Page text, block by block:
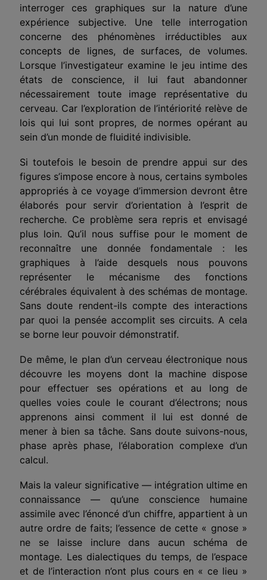
interroger ces graphiques sur la nature d’une
expérience subjective. Une telle interrogation
concerne des phénomènes irréductibles aux
concepts de lignes, de surfaces, de volumes.
Lorsque l’investigateur examine le jeu intime des
états de conscience, il lui faut abandonner
nécessairement toute image représentative du
cerveau. Car l’exploration de l’intériorité relève de
lois qui lui sont propres, de normes opérant au
sein d’un monde de fluidité indivisible.
Si toutefois le besoin de prendre appui sur des
figures s’impose encore à nous, certains symboles
appropriés à ce voyage d’immersion devront être
élaborés pour servir d’orientation à l’esprit de
recherche. Ce problème sera repris et envisagé
plus loin. Qu’il nous suffise pour le moment de
reconnaître une donnée fondamentale : les
graphiques à l’aide desquels nous pouvons
représenter le mécanisme des fonctions
cérébrales équivalent à des schémas de montage.
Sans doute rendent-ils compte des interactions
par quoi la pensée accomplit ses circuits. A cela
se borne leur pouvoir démonstratif.
De même, le plan d’un cerveau électronique nous
découvre les moyens dont la machine dispose
pour effectuer ses opérations et au long de
quelles voies coule le courant d’électrons; nous
apprenons ainsi comment il lui est donné de
mener à bien sa tâche. Sans doute suivons-nous,
phase après phase, l’élaboration complexe d’un
calcul.
Mais la valeur significative — intégration ultime en
connaissance — qu’une conscience humaine
assimile avec l’énoncé d’un chiffre, appartient à un
autre ordre de faits; l’essence de cette « gnose »
ne se laisse inclure dans aucun schéma de
montage. Les dialectiques du temps, de l’espace
et de l’interaction n’ont plus cours en « ce lieu »